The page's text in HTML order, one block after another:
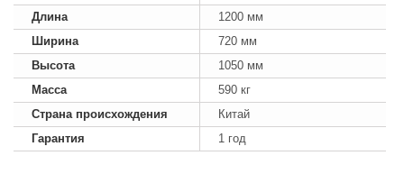
Длина
1200 мм
Ширина
720 мм
Высота
1050 мм
Масса
590 кг
Страна происхождения
Китай
Гарантия
1 год